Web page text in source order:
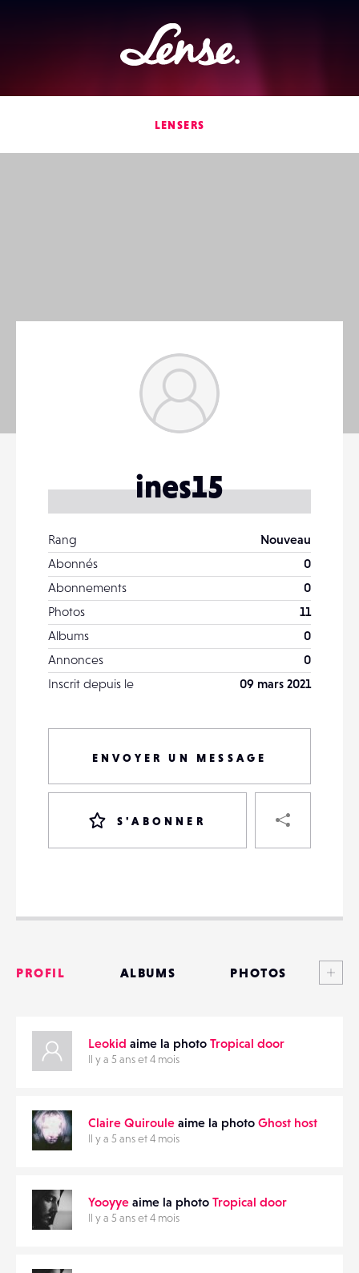
Lense
LENSERS
ines15
Rang
Nouveau
Abonnés
0
Abonnements
0
Photos
11
Albums
0
Annonces
0
Inscrit depuis le
09 mars 2021
ENVOYER UN MESSAGE
S'ABONNER
DESTINATAIRE
VOTRE
VOTRE
PARTAGER
PROFIL ALBUMS PHOTOS
MATÉRIELS
ÉVÉNEMENTS
Leokid aime la photo Tropical door
Il y a 5 ans et 4 mois
Claire Quiroule aime la photo Ghost host
Il y a 5 ans et 4 mois
Yooyye aime la photo Tropical door
Il y a 5 ans et 4 mois